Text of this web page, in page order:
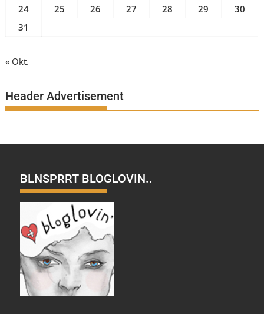
24
25 26 27 28 29
30
31
« Okt.
Header Advertisement
BLNSPRRT BLOGLOVIN..